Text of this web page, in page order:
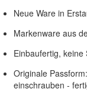
Neue Ware in
Markenware aus
Einbaufertig,
Originale
einschrauben -